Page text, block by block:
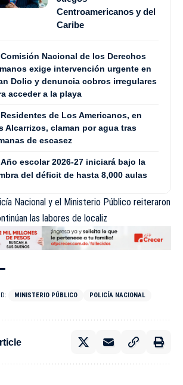
Centroamericanos y del
Caribe
Comisión Nacional de los Derechos
exige intervención urgente en
Dolio y denuncia cobros irregulares
acceder a la playa
Residentes de Los Americanos, en
Alcarrizos, claman por agua tras
de escasez
Año escolar 2026-27 iniciará bajo la
del déficit de hasta 8,000 aulas
Nacional y el Ministerio Público reiteraron
las labores de localiz
MINISTERIO PÚBLICO POLICÍA NACIONAL